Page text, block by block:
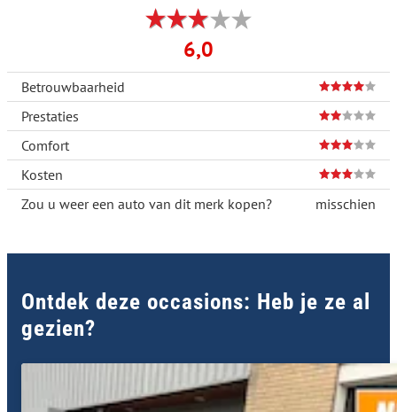
6,0
Betrouwbaarheid
Prestaties
Comfort
Kosten
Zou u weer een auto van dit merk kopen?
misschien
Ontdek deze occasions: Heb je ze al
gezien?